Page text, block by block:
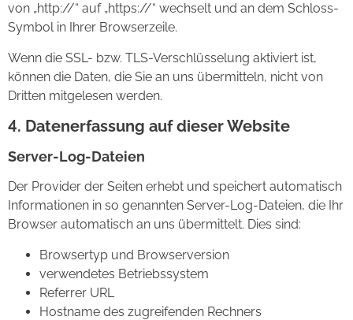
von „http://“ auf „https://“ wechselt und an dem Schloss-
Symbol in Ihrer Browserzeile.
Wenn die SSL- bzw. TLS-Verschlüsselung aktiviert ist,
können die Daten, die Sie an uns übermitteln, nicht von
Dritten mitgelesen werden.
4. Datenerfassung auf dieser Website
Server-Log-Dateien
Der Provider der Seiten erhebt und speichert automatisch
Informationen in so genannten Server-Log-Dateien, die Ihr
Browser automatisch an uns übermittelt. Dies sind:
Browsertyp und Browserversion
verwendetes Betriebssystem
Referrer URL
Hostname des zugreifenden Rechners